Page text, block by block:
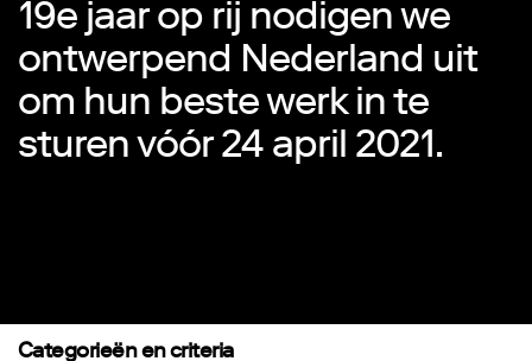
19e jaar op rij nodigen we
ontwerpend Nederland uit
om hun beste werk in te
sturen vóór 24 april 2021.
Categorieën en criteria